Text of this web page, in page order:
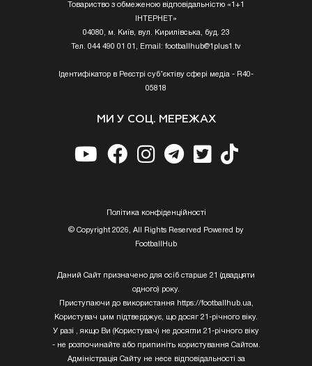
Товариство з обмеженою відповідальністю «1+1
ІНТЕРНЕТ»
04080, м. Київ, вул. Кирилівська, буд. 23
Тел. 044 490 01 01, Email: footballhub@1plus1.tv
Ідентифікатор в Реєстрі суб’єктіву сфері медіа - R40-
05818
МИ У СОЦ. МЕРЕЖАХ
Полiтика конфiденцiйностi
© Copyright 2026, All Rights Reserved Powered by
FootballHub
Даний Сайт призначено для осіб старше 21 (двадцяти
одного) року.
Приступаючи до використання https://footballhub.ua,
Користувач цим підтверджує, що досяг 21-річного віку.
У разі , якщо Ви (Користувач) не досягли 21-річного віку
- не розпочинайте або припиніть користування Сайтом.
Адміністрація Сайту не несе відповідальності за